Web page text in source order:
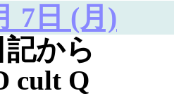
7日 (月)
から
cult Q